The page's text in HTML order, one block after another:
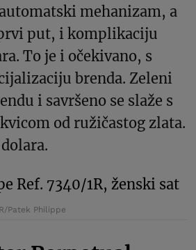
mehanizam, a
put, i komplikaciju
To je i očekivano, s
brenda. Zeleni
i savršeno se slaže s
od ružičastog zlata.
Patek Philippe